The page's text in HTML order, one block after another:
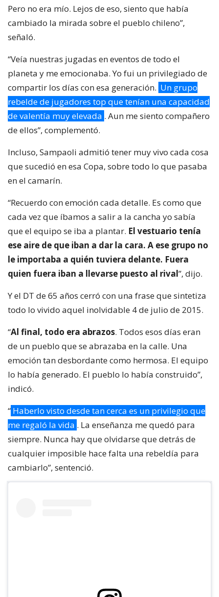
Pero no era mío. Lejos de eso, siento que había
cambiado la mirada sobre el pueblo chileno”,
señaló.
“Veía nuestras jugadas en eventos de todo el
planeta y me emocionaba. Yo fui un privilegiado de
compartir los días con esa generación. Un grupo
rebelde de jugadores top que tenían una capacidad
de valentía muy elevada . Aun me siento compañero
de ellos”, complementó.
Incluso, Sampaoli admitió tener muy vivo cada cosa
que sucedió en esa Copa, sobre todo lo que pasaba
en el camarín.
“Recuerdo con emoción cada detalle. Es como que
cada vez que íbamos a salir a la cancha yo sabía
que el equipo se iba a plantar. El vestuario tenía
ese aire de que iban a dar la cara. A ese grupo no
le importaba a quién tuviera delante. Fuera
quien fuera iban a llevarse puesto al rival”, dijo.
Y el DT de 65 años cerró con una frase que sintetiza
todo lo vivido aquel inolvidable 4 de julio de 2015.
“Al final, todo era abrazos. Todos esos días eran
de un pueblo que se abrazaba en la calle. Una
emoción tan desbordante como hermosa. El equipo
lo había generado. El pueblo lo había construido”,
indicó.
“ Haberlo visto desde tan cerca es un privilegio que
me regaló la vida . La enseñanza me quedó para
siempre. Nunca hay que olvidarse que detrás de
cualquier imposible hace falta una rebeldía para
cambiarlo”, sentenció.